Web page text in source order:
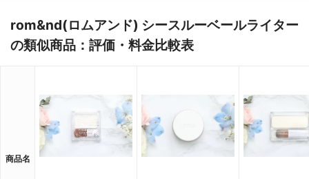
rom&nd(ロムアンド) シースルーベールライター
の類似商品：評価・料金比較表
商品名